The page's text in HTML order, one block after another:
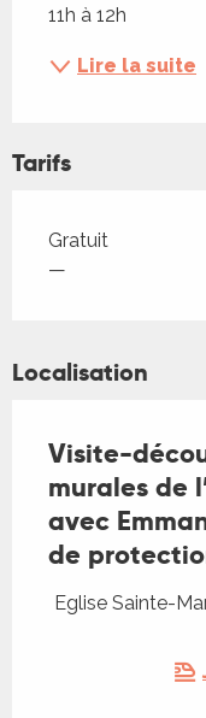
11h à 12h
Lire la suite
Tarifs
Tarifs 2026
Gratuit
—
Localisation
Visite-
murales de
avec
de
Eglise Sainte-